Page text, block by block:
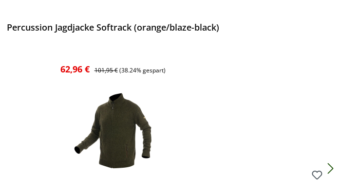
Percussion Jagdjacke Softrack (orange/blaze-black)
Verkaufspreis:
62,96 € Regulärer Preis:
101,95 € (38.24% gespart)